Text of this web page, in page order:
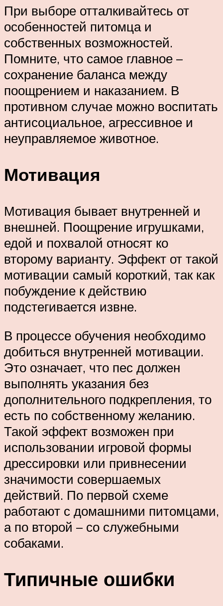
При выборе отталкивайтесь от
особенностей питомца и
собственных возможностей.
Помните, что самое главное –
сохранение баланса между
поощрением и наказанием. В
противном случае можно воспитать
антисоциальное, агрессивное и
неуправляемое животное.
Мотивация
Мотивация бывает внутренней и
внешней. Поощрение игрушками,
едой и похвалой относят ко
второму варианту. Эффект от такой
мотивации самый короткий, так как
побуждение к действию
подстегивается извне.
В процессе обучения необходимо
добиться внутренней мотивации.
Это означает, что пес должен
выполнять указания без
дополнительного подкрепления, то
есть по собственному желанию.
Такой эффект возможен при
использовании игровой формы
дрессировки или привнесении
значимости совершаемых
действий. По первой схеме
работают с домашними питомцами,
а по второй – со служебными
собаками.
Типичные ошибки